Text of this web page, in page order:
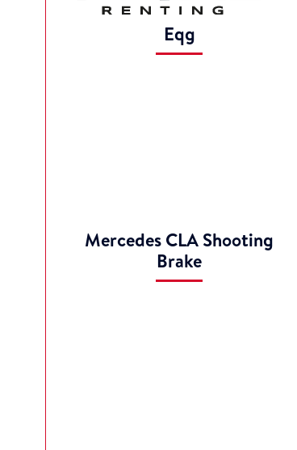
Eqg
Mercedes CLA Shooting
Brake